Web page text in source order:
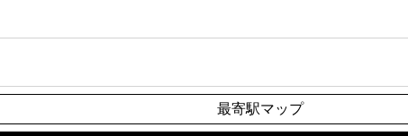
最寄駅マップ